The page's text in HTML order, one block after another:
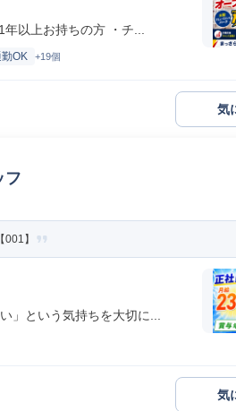
以上お持ちの方 ・チ...
OK +19個
気
フ
】
」という気持ちを大切に...
気